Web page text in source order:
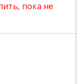
пока не